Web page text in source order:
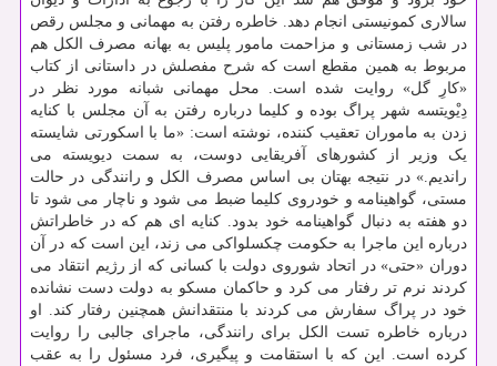
سالاری کمونیستی انجام دهد. خاطره رفتن به مهمانی و مجلس رقص
در شب زمستانی و مزاحمت مامور پلیس به بهانه مصرف الکل هم
مربوط به همین مقطع است که شرح مفصلش در داستانی از کتاب
«کارِ گل» روایت شده است. محل مهمانی شبانه مورد نظر در
دِیْویتسه شهر پراگ بوده و کلیما درباره رفتن به آن مجلس با کنایه
زدن به ماموران تعقیب کننده، نوشته است: «ما با اسکورتی شایسته
یک وزیر از کشورهای آفریقایی دوست، به سمت دیویسته می
راندیم.» در نتیجه بهتان بی اساس مصرف الکل و رانندگی در حالت
مستی، گواهینامه و خودروی کلیما ضبط می شود و ناچار می شود تا
دو هفته به دنبال گواهینامه خود بدود. کنایه ای هم که در خاطراتش
درباره این ماجرا به حکومت چکسلواکی می زند، این است که در آن
دوران «حتی» در اتحاد شوروی دولت با کسانی که از رژیم انتقاد می
کردند نرم تر رفتار می کرد و حاکمان مسکو به دولت دست نشانده
خود در پراگ سفارش می کردند با منتقدانش همچنین رفتار کند. او
درباره خاطره تست الکل برای رانندگی، ماجرای جالبی را روایت
کرده است. این که با استقامت و پیگیری، فرد مسئول را به عقب